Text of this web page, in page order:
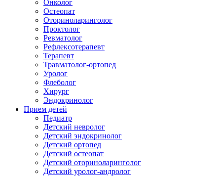
Онколог
Остеопат
Оториноларинголог
Проктолог
Ревматолог
Рефлексотерапевт
Терапевт
Травматолог-ортопед
Уролог
Флеболог
Хирург
Эндокринолог
Прием детей
Педиатр
Детский невролог
Детский эндокринолог
Детский ортопед
Детский остеопат
Детский оториноларинголог
Детский уролог-андролог